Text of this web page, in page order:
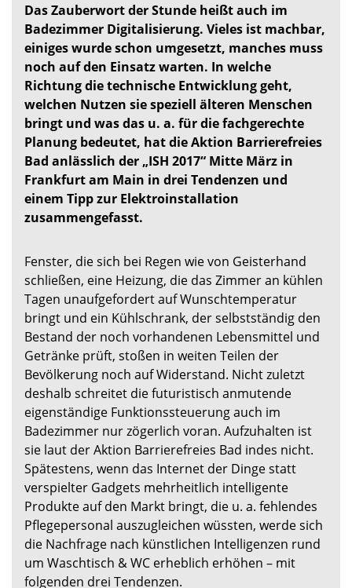
Das Zauberwort der Stunde heißt auch im
Badezimmer Digitalisierung. Vieles ist machbar,
einiges wurde schon umgesetzt, manches muss
noch auf den Einsatz warten. In welche
Richtung die technische Entwicklung geht,
welchen Nutzen sie speziell älteren Menschen
bringt und was das u. a. für die fachgerechte
Planung bedeutet, hat die Aktion Barrierefreies
Bad anlässlich der „ISH 2017“ Mitte März in
Frankfurt am Main in drei Tendenzen und
einem Tipp zur Elektroinstallation
zusammengefasst.
Fenster, die sich bei Regen wie von Geisterhand
schließen, eine Heizung, die das Zimmer an kühlen
Tagen unaufgefordert auf Wunschtemperatur
bringt und ein Kühlschrank, der selbstständig den
Bestand der noch vorhandenen Lebensmittel und
Getränke prüft, stoßen in weiten Teilen der
Bevölkerung noch auf Widerstand. Nicht zuletzt
deshalb schreitet die futuristisch anmutende
eigenständige Funktionssteuerung auch im
Badezimmer nur zögerlich voran. Aufzuhalten ist
sie laut der Aktion Barrierefreies Bad indes nicht.
Spätestens, wenn das Internet der Dinge statt
verspielter Gadgets mehrheitlich intelligente
Produkte auf den Markt bringt, die u. a. fehlendes
Pflegepersonal auszugleichen wüssten, werde sich
die Nachfrage nach künstlichen Intelligenzen rund
um Waschtisch & WC erheblich erhöhen – mit
folgenden drei Tendenzen.